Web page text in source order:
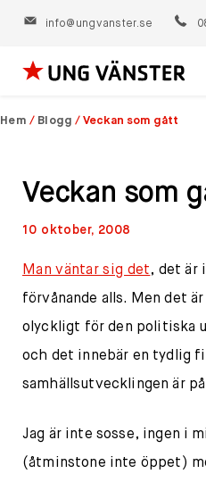
info@ungvanster.se
Hoppa
till
Hem / Blogg /Veckan som gått
Veckan som
10 oktober, 2008
Man väntar sig det, det är
förvånande alls. Men det
olyckligt för den politiska
och det innebär en tydlig
samhällsutvecklingen är på
Jag är inte sosse, ingen i
(åtminstone inte öppet)